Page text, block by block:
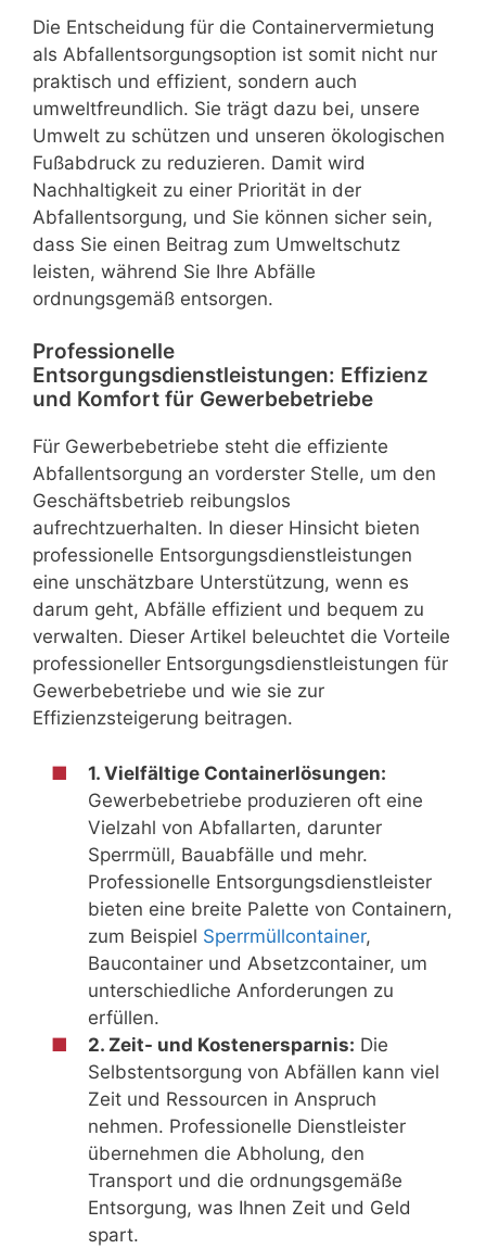
Die Entscheidung für die Containervermietung
als Abfallentsorgungsoption ist somit nicht nur
praktisch und effizient, sondern auch
umweltfreundlich. Sie trägt dazu bei, unsere
Umwelt zu schützen und unseren ökologischen
Fußabdruck zu reduzieren. Damit wird
Nachhaltigkeit zu einer Priorität in der
Abfallentsorgung, und Sie können sicher sein,
dass Sie einen Beitrag zum Umweltschutz
leisten, während Sie Ihre Abfälle
ordnungsgemäß entsorgen.
Professionelle
Entsorgungsdienstleistungen: Effizienz
und Komfort für Gewerbebetriebe
Für Gewerbebetriebe steht die effiziente
Abfallentsorgung an vorderster Stelle, um den
Geschäftsbetrieb reibungslos
aufrechtzuerhalten. In dieser Hinsicht bieten
professionelle Entsorgungsdienstleistungen
eine unschätzbare Unterstützung, wenn es
darum geht, Abfälle effizient und bequem zu
verwalten. Dieser Artikel beleuchtet die Vorteile
professioneller Entsorgungsdienstleistungen für
Gewerbebetriebe und wie sie zur
Effizienzsteigerung beitragen.
1. Vielfältige Containerlösungen:
Gewerbebetriebe produzieren oft eine
Vielzahl von Abfallarten, darunter
Sperrmüll, Bauabfälle und mehr.
Professionelle Entsorgungsdienstleister
bieten eine breite Palette von Containern,
zum Beispiel Sperrmüllcontainer,
Baucontainer und Absetzcontainer, um
unterschiedliche Anforderungen zu
erfüllen.
2. Zeit- und Kostenersparnis: Die
Selbstentsorgung von Abfällen kann viel
Zeit und Ressourcen in Anspruch
nehmen. Professionelle Dienstleister
übernehmen die Abholung, den
Transport und die ordnungsgemäße
Entsorgung, was Ihnen Zeit und Geld
spart.